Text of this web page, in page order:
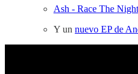
Ash - Race The Night
Y un nuevo EP de